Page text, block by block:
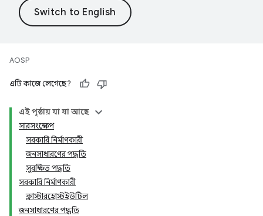
AOSP
এটি কাজে লেগেছে?
এই পৃষ্ঠায় যা যা আছে
সারসংক্ষেপ
সরকারি নির্মাণকারী
জনসাধারণের পদ্ধতি
সুরক্ষিত পদ্ধতি
সরকারি নির্মাণকারী
ক্লাস্টারহোস্টইউটিল
জনসাধারণের পদ্ধতি